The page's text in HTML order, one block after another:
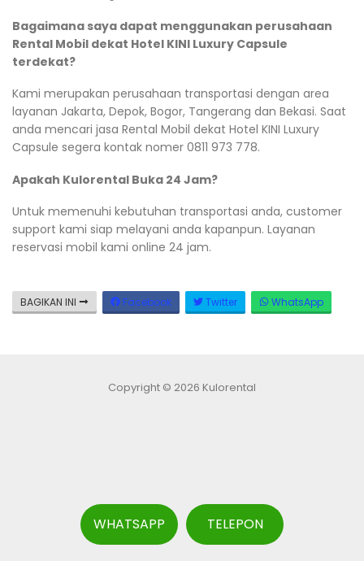
Bagaimana saya dapat menggunakan perusahaan
Rental Mobil dekat Hotel KINI Luxury Capsule
terdekat?
Kami merupakan perusahaan transportasi dengan area
layanan Jakarta, Depok, Bogor, Tangerang dan Bekasi. Saat
anda mencari jasa Rental Mobil dekat Hotel KINI Luxury
Capsule segera kontak nomer 0811 973 778.
Apakah Kulorental Buka 24 Jam?
Untuk memenuhi kebutuhan transportasi anda, customer
support kami siap melayani anda kapanpun. Layanan
reservasi mobil kami online 24 jam.
BAGIKAN INI Facebook Twitter WhatsApp
Copyright © 2026 Kulorental
WHATSAPP TELEPON